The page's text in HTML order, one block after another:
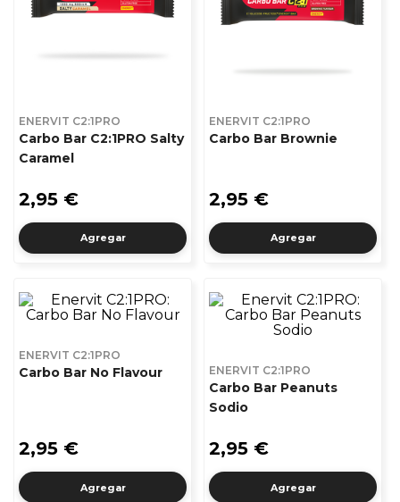
ENERVIT C2:1PRO
Carbo Bar C2:1PRO Salty
Caramel
2,95 €
Agregar
ENERVIT C2:1PRO
Carbo Bar Brownie
2,95 €
Agregar
ENERVIT C2:1PRO
Carbo Bar No Flavour
2,95 €
Agregar
ENERVIT C2:1PRO
Carbo Bar Peanuts
Sodio
2,95 €
Agregar